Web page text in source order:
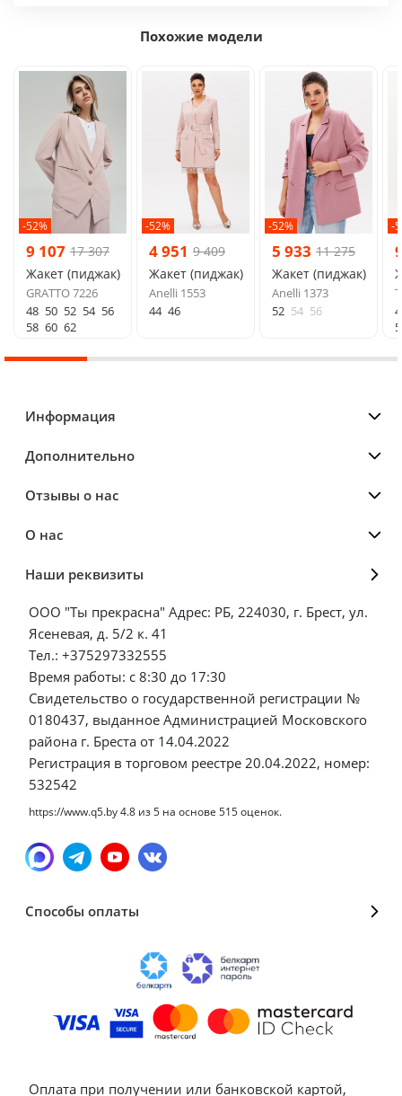
Похожие модели
-52%
9 107 17 307
Жакет (пиджак)
GRATTO 7226
48 50 52 54 56
58 60 62
-52%
4 951 9 409
Жакет (пиджак)
Anelli 1553
44 46
-52%
5 933 11 275
Жакет (пиджак)
Anelli 1373
52 54 56
-
Информация
Дополнительно
Отзывы о нас
О нас
Наши реквизиты
ООО "Ты прекрасна" Адрес: РБ, 224030, г. Брест, ул.
Ясеневая, д. 5/2 к. 41
Тел.: +375297332555
Время работы: с 8:30 до 17:30
Свидетельство о государственной регистрации №
0180437, выданное Администрацией Московского
района г. Бреста от 14.04.2022
Регистрация в торговом реестре 20.04.2022, номер:
532542
https://www.q5.by4.8 из5 на основе 515оценок.
Способы оплаты
Оплата при получении или банковской картой,